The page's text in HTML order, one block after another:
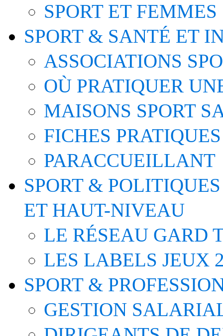
SPORT ET FEMMES
SPORT & SANTÉ ET
ASSOCIATIONS
OÙ PRATIQUER
MAISONS SPORT
FICHES PRATIQUES
PARACCUEILLANT
SPORT &
ET HAUT-NIVEAU
LE RÉSEAU GARD
LES LABELS JEUX
SPORT &
GESTION